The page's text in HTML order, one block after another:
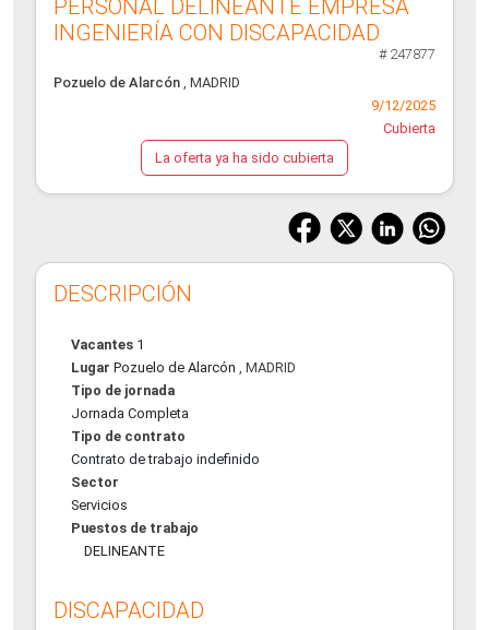
PERSONAL DELINEANTE EMPRESA
INGENIERÍA CON DISCAPACIDAD
# 247877
Pozuelo de Alarcón , MADRID
9/12/2025
Cubierta
La oferta ya ha sido cubierta
DESCRIPCIÓN
Vacantes 1
Lugar Pozuelo de Alarcón , MADRID
Tipo de jornada
Jornada Completa
Tipo de contrato
Contrato de trabajo indefinido
Sector
Servicios
Puestos de trabajo
DELINEANTE
DISCAPACIDAD